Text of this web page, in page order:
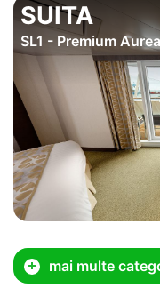
SUITA
SL1 - Premium Aurea
mai multe